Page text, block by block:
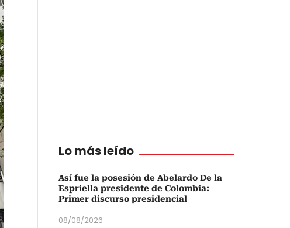
Lo más leído
Así fue la posesión de Abelardo De la
Espriella presidente de Colombia:
Primer discurso presidencial
08/08/2026